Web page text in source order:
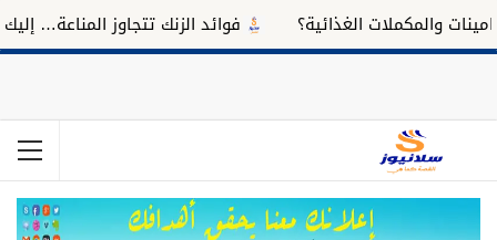
والمكملات الغذائية؟ فوائد الزنك تتجاوز المناعة… إليك